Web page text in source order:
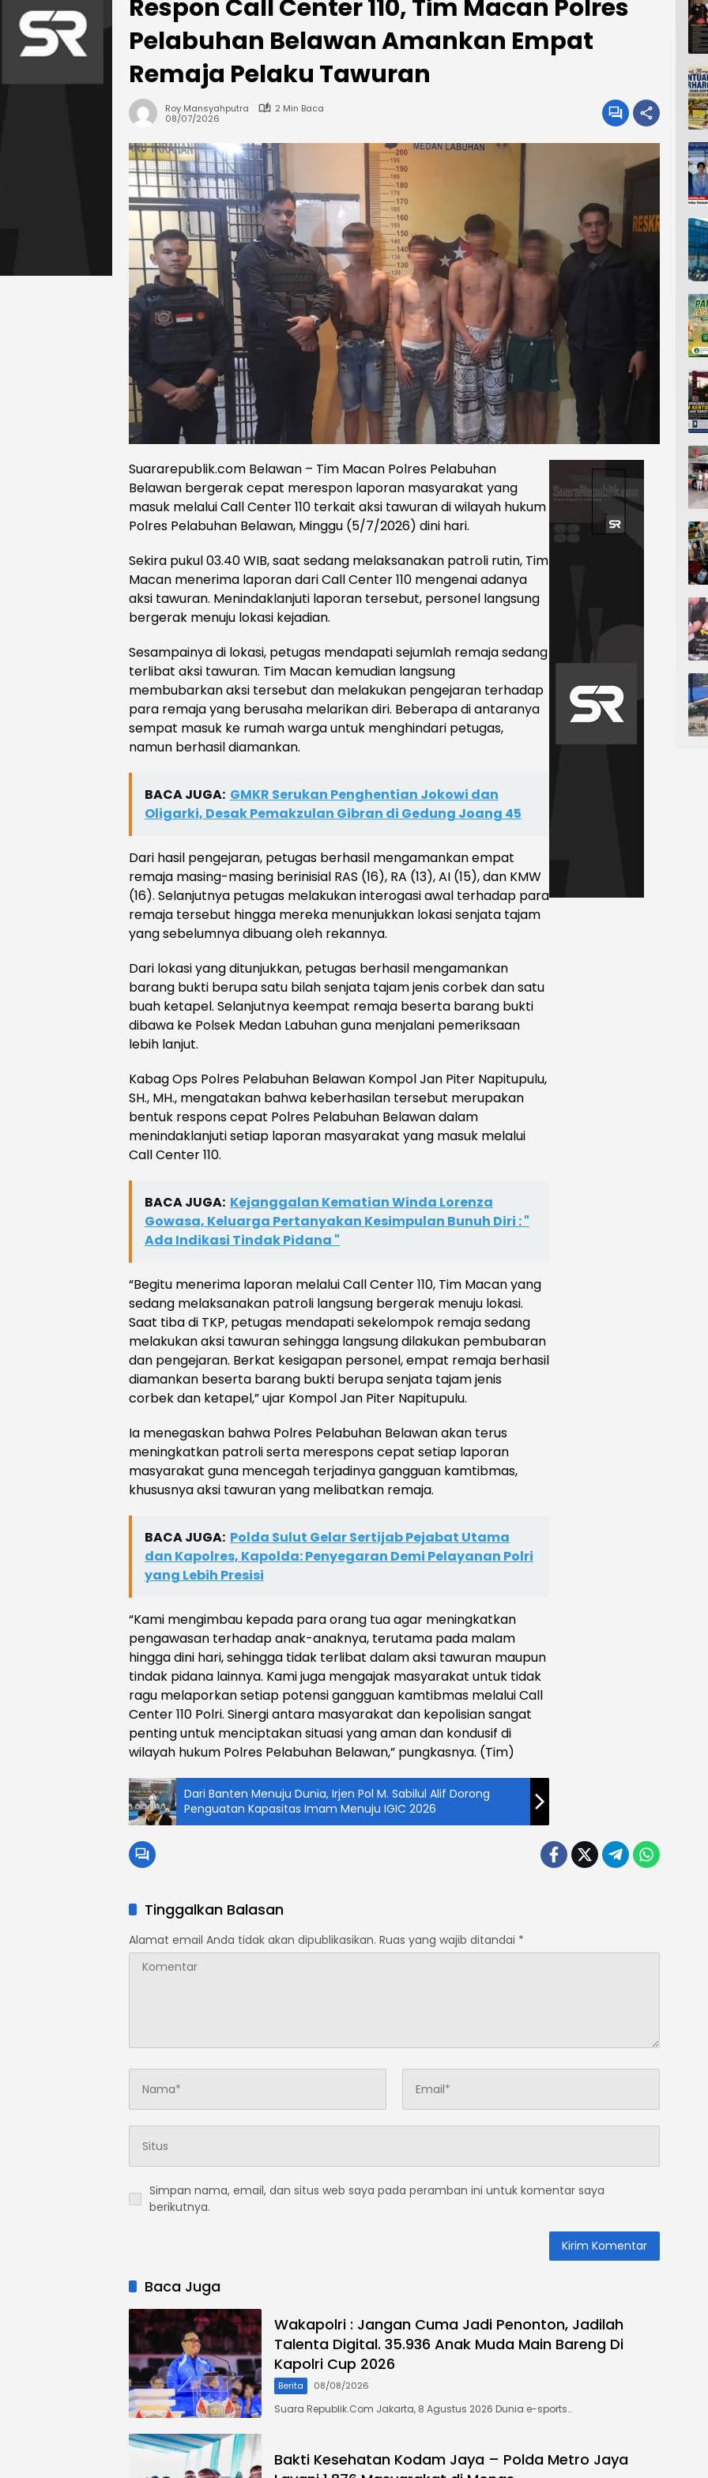
Respon Call Center 110, Tim Macan Polres
Pelabuhan Belawan Amankan Empat
Remaja Pelaku Tawuran
Roy Mansyahputra
2 Min Baca
08/07/2026
Suararepublik.com Belawan – Tim Macan Polres Pelabuhan
Belawan bergerak cepat merespon laporan masyarakat yang
masuk melalui Call Center 110 terkait aksi tawuran di wilayah hukum
Polres Pelabuhan Belawan, Minggu (5/7/2026) dini hari.
Sekira pukul 03.40 WIB, saat sedang melaksanakan patroli rutin, Tim
Macan menerima laporan dari Call Center 110 mengenai adanya
aksi tawuran. Menindaklanjuti laporan tersebut, personel langsung
bergerak menuju lokasi kejadian.
Sesampainya di lokasi, petugas mendapati sejumlah remaja sedang
terlibat aksi tawuran. Tim Macan kemudian langsung
membubarkan aksi tersebut dan melakukan pengejaran terhadap
para remaja yang berusaha melarikan diri. Beberapa di antaranya
sempat masuk ke rumah warga untuk menghindari petugas,
namun berhasil diamankan.
BACA JUGA: GMKR Serukan Penghentian Jokowi dan
Oligarki, Desak Pemakzulan Gibran di Gedung Joang 45
Dari hasil pengejaran, petugas berhasil mengamankan empat
remaja masing-masing berinisial RAS (16), RA (13), AI (15), dan KMW
(16). Selanjutnya petugas melakukan interogasi awal terhadap para
remaja tersebut hingga mereka menunjukkan lokasi senjata tajam
yang sebelumnya dibuang oleh rekannya.
Dari lokasi yang ditunjukkan, petugas berhasil mengamankan
barang bukti berupa satu bilah senjata tajam jenis corbek dan satu
buah ketapel. Selanjutnya keempat remaja beserta barang bukti
dibawa ke Polsek Medan Labuhan guna menjalani pemeriksaan
lebih lanjut.
Kabag Ops Polres Pelabuhan Belawan Kompol Jan Piter Napitupulu,
SH., MH., mengatakan bahwa keberhasilan tersebut merupakan
bentuk respons cepat Polres Pelabuhan Belawan dalam
menindaklanjuti setiap laporan masyarakat yang masuk melalui
Call Center 110.
BACA JUGA: Kejanggalan Kematian Winda Lorenza
Gowasa, Keluarga Pertanyakan Kesimpulan Bunuh Diri : "
Ada Indikasi Tindak Pidana "
“Begitu menerima laporan melalui Call Center 110, Tim Macan yang
sedang melaksanakan patroli langsung bergerak menuju lokasi.
Saat tiba di TKP, petugas mendapati sekelompok remaja sedang
melakukan aksi tawuran sehingga langsung dilakukan pembubaran
dan pengejaran. Berkat kesigapan personel, empat remaja berhasil
diamankan beserta barang bukti berupa senjata tajam jenis
corbek dan ketapel,” ujar Kompol Jan Piter Napitupulu.
Ia menegaskan bahwa Polres Pelabuhan Belawan akan terus
meningkatkan patroli serta merespons cepat setiap laporan
masyarakat guna mencegah terjadinya gangguan kamtibmas,
khususnya aksi tawuran yang melibatkan remaja.
BACA JUGA: Polda Sulut Gelar Sertijab Pejabat Utama
dan Kapolres, Kapolda: Penyegaran Demi Pelayanan Polri
yang Lebih Presisi
“Kami mengimbau kepada para orang tua agar meningkatkan
pengawasan terhadap anak-anaknya, terutama pada malam
hingga dini hari, sehingga tidak terlibat dalam aksi tawuran maupun
tindak pidana lainnya. Kami juga mengajak masyarakat untuk tidak
ragu melaporkan setiap potensi gangguan kamtibmas melalui Call
Center 110 Polri. Sinergi antara masyarakat dan kepolisian sangat
penting untuk menciptakan situasi yang aman dan kondusif di
wilayah hukum Polres Pelabuhan Belawan,” pungkasnya. (Tim)
Dari Banten Menuju Dunia, Irjen Pol M. Sabilul Alif Dorong
Penguatan Kapasitas Imam Menuju IGIC 2026
Tinggalkan Balasan
Alamat email Anda tidak akan dipublikasikan. Ruas yang wajib ditandai *
Simpan nama, email, dan situs web saya pada peramban ini untuk komentar saya
berikutnya.
Baca Juga
Wakapolri : Jangan Cuma Jadi Penonton, Jadilah
Talenta Digital. 35.936 Anak Muda Main Bareng Di
Kapolri Cup 2026
Berita 08/08/2026
Suara Republik.Com Jakarta, 8 Agustus 2026 Dunia e-sports…
Bakti Kesehatan Kodam Jaya – Polda Metro Jaya